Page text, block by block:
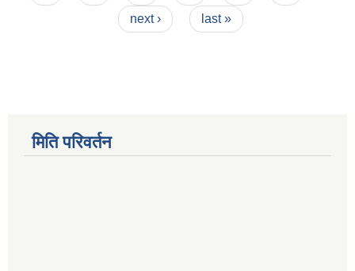
next ›
last »
मिति परिवर्तन